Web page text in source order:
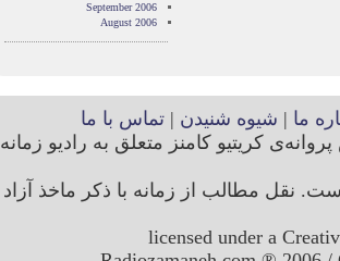
September 2006
August 2006
ما | شیوه شنیدن |تماس با ما
کریتیو کامنز متعلق به رادیو زمانه
نقل مطالب از زمانه با ذکر ماخذ آزاد
licensed under a